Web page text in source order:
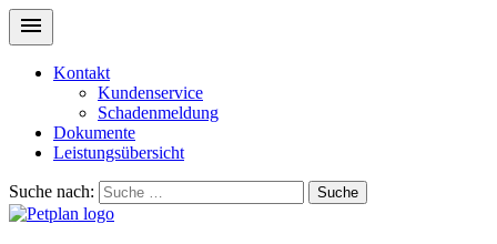
Kontakt
Kundenservice
Schadenmeldung
Dokumente
Leistungsübersicht
Suche nach: Suche